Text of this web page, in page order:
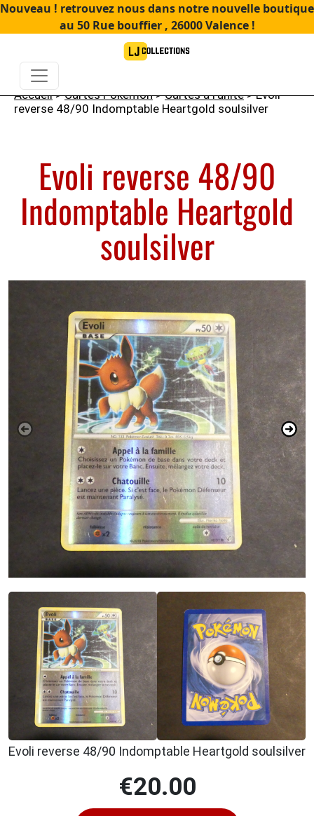
Nouveau ! retrouvez nous dans notre nouvelle boutique
au 50 Rue bouffier , 26000 Valence !
Accueil>Cartes Pokémon>Cartes à l'unité> Evoli
reverse 48/90 Indomptable Heartgold soulsilver
Evoli reverse 48/90
Indomptable Heartgold
soulsilver
Evoli reverse 48/90 Indomptable Heartgold soulsilver
€20.00